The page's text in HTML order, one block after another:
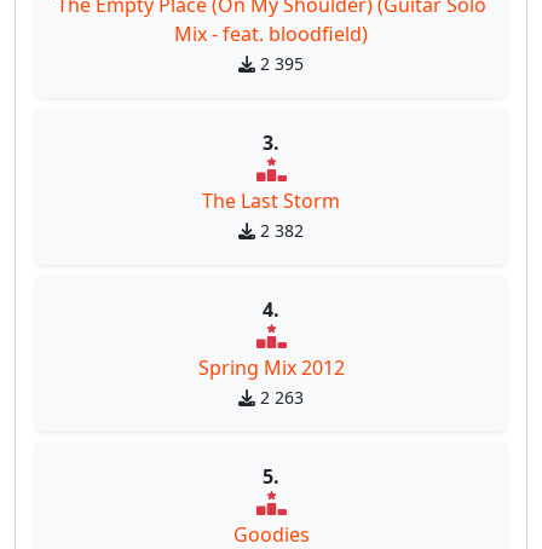
Mix - feat. bloodfield)
2 395
3.
The Last Storm
2 382
4.
Spring Mix 2012
2 263
5.
Goodies